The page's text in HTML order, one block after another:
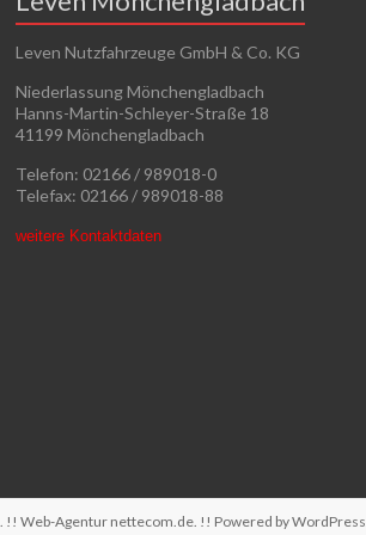
Leven Nutzfahrzeuge GmbH & Co. KG
Niederlassung Mönchengladbach
Hanns-Martin-Schleyer-Straße 18
41199 Mönchengladbach
Telefon: 02166 / 989018-0
Telefax: 02166 / 989018-88
weitere Kontaktdaten
. !! Web-Agentur nettecom.de . !! Powered byWordPress